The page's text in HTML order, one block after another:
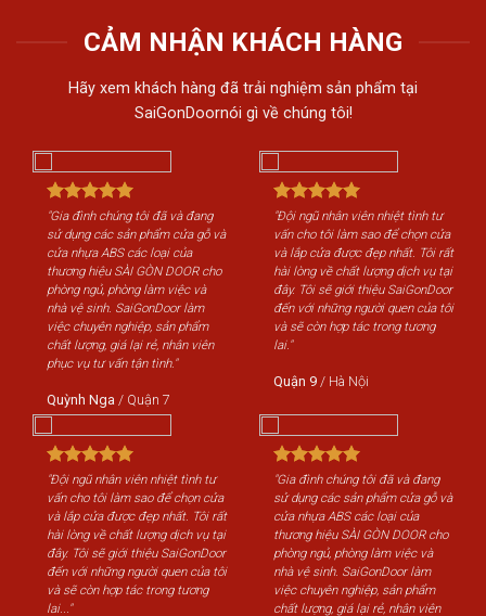
CẢM NHẬN KHÁCH HÀNG
Hãy xem khách hàng đã trải nghiệm sản phẩm tại
SaiGonDoornói gì về chúng tôi!
"Gia đình chúng tôi đã và đang
sử dụng các sản phẩm cửa gỗ và
cửa nhựa ABS các loại của
thương hiệu SÀI GÒN DOOR cho
phòng ngủ, phòng làm việc và
nhà vệ sinh. SaiGonDoor làm
việc chuyên nghiệp, sản phẩm
chất lượng, giá lại rẻ, nhân viên
phục vụ tư vấn tận tình."
Quỳnh Nga /Quận 7
"Đội ngũ nhân viên nhiệt tình tư
vấn cho tôi làm sao để chọn cửa
và lắp cửa được đẹp nhất. Tôi rất
hài lòng về chất lượng dịch vụ tại
đây. Tôi sẽ giới thiệu SaiGonDoor
đến với những người quen của tôi
và sẽ còn hợp tác trong tương
lai."
Quận 9 / Hà Nội
"Đội ngũ nhân viên nhiệt tình tư
vấn cho tôi làm sao để chọn cửa
và lắp cửa được đẹp nhất. Tôi rất
hài lòng về chất lượng dịch vụ tại
đây. Tôi sẽ giới thiệu SaiGonDoor
đến với những người quen của tôi
và sẽ còn hợp tác trong tương
lai..."
"Gia đình chúng tôi đã và đang
sử dụng các sản phẩm cửa gỗ và
cửa nhựa ABS các loại của
thương hiệu SÀI GÒN DOOR cho
phòng ngủ, phòng làm việc và
nhà vệ sinh. SaiGonDoor làm
việc chuyên nghiệp, sản phẩm
chất lượng, giá lại rẻ, nhân viên